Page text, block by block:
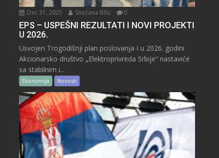
Dec 31, 2025 Snežana Bilić 0
EPS – USPEŠNI REZULTATI I NOVI PROJEKTI
U 2026.
Usvojen Trogodišnji plan poslovanja I u 2026. godini
Akcionarsko društvo „Elektroprivreda Srbije“ nastaviće
sa stabilnim i...
Ekonomija Novosti